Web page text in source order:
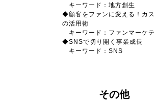
キーワード：地方創生
◆顧客をファンに変える！カス
の活用術
キーワード：ファンマーケテ
◆SNSで切り開く事業成長
キーワード：SNS
その他